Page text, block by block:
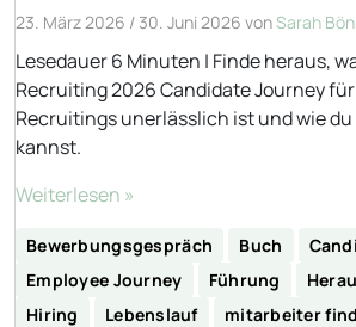
23. März 2026 / 30. Juni 2026 vonSarah
Lesedauer 6 Minuten | Finde heraus,
Recruiting 2026 Candidate Journey
Recruitings unerlässlich ist und wie
kannst.
Weiterlesen »
Bewerbungsgespräch Buch
Employee Journey
Führung
Hiring
Lebenslauf
mitarbeiter